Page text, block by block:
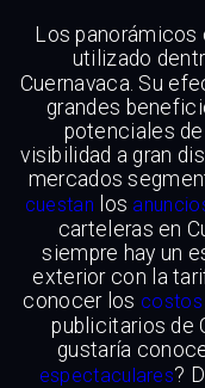
Los panorámicos
utilizado
Cuernavaca. Su
grandes
potenciales
visibilidad a gran
mercados
cuestan los
carteleras en
siempre hay un
exterior con la
conocer los costos
publicitarios de
gustaría
espectaculares?